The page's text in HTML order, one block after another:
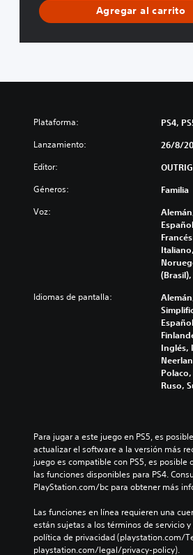
Agregar al carrito
Plataforma: PS4,
Lanzamiento: 26/8/
Editor:
Géneros: Familia
Voz:
Idiomas de pantalla:
Inglés,
Ruso,
Para jugar a este juego en PS5, es
actualizar el software a la versión más
juego es compatible con PS5, es posible
las funciones disponibles para PS4.
PlayStation.com/bc para obtener más
Las funciones en línea requieren una
están sujetas a los términos de servicio
política de privacidad (playstation.com/
playstation.com/legal/privacy-policy).